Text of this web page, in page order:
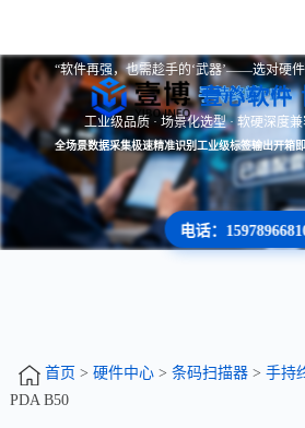
壹心软件
“软件再强，也需趁手的‘武器’——选对硬
手持终端PDA
工业级品质 · 场景化选型 · 软硬深度
全场景数据采集极速精准识别工业级标签输出开箱
电话：
首页 > 硬件中心> 条码扫描器> 手持
PDA B50